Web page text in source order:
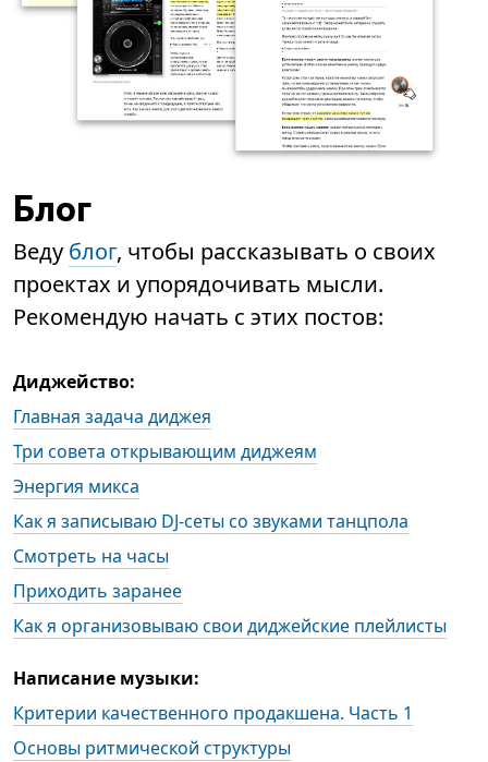
Блог
Веду блог, чтобы рассказывать о своих
проектах и упорядочивать мысли.
Рекомендую начать с этих постов:
Диджейство:
Главная задача диджея
Три совета открывающим диджеям
Энергия микса
Как я записываю DJ-сеты со звуками танцпола
Смотреть на часы
Приходить заранее
Как я организовываю свои диджейские плейлисты
Написание музыки:
Критерии качественного продакшена. Часть 1
Основы ритмической структуры